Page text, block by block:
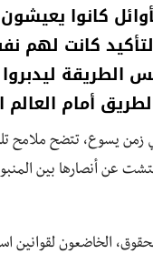
كانوا
كانت لهم
الطريقة
أمام العالم
زمن يسوع، تتضح ملامح
عن أنصارها بين
الخاضعون